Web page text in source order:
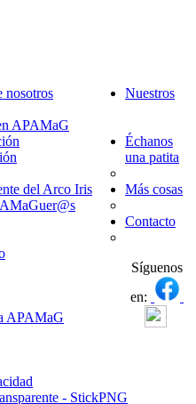
nosotros
Nuestros
APAMaG
del Arco Iris
Échanos
una patita
Más cosas
APAMaG
Contacto
Síguenos
en: